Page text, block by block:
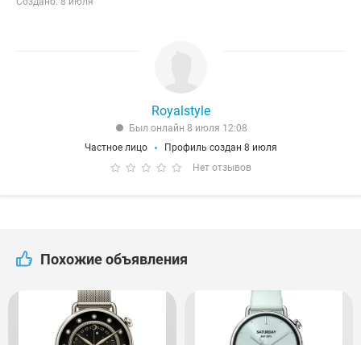
Royalstyle
Был онлайн 8 июля 12:08
Частное лицо
Профиль создан 8 июля
Нет отзывов
Похожие объявления